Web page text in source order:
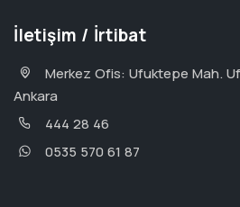
İletişim / İrtibat
Merkez Ofis: Ufuktepe Mah.
Ankara
444 28 46
0535 570 61 87